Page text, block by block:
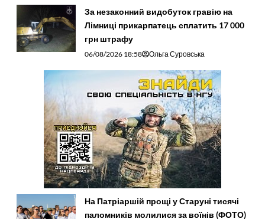
За незаконний видобуток гравію на
Лімниці прикарпатець сплатить 17 000
грн штрафу
06/08/2026 18:58 Ольга Суровська
На Патріаршій прощі у Старуні тисячі
паломників молилися за воїнів (ФОТО)